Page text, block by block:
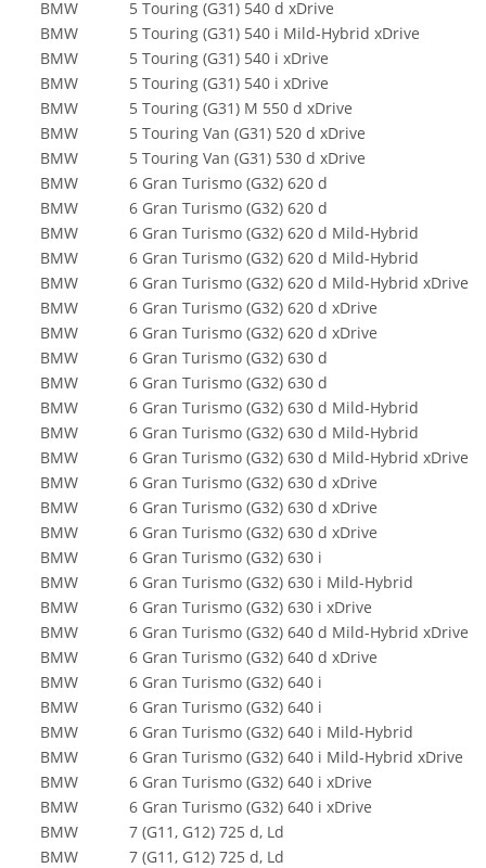
BMW
5 Touring (G31) 540 d xDrive
BMW
5 Touring (G31) 540 i Mild-Hybrid xDrive
BMW
5 Touring (G31) 540 i xDrive
BMW
5 Touring (G31) 540 i xDrive
BMW
5 Touring (G31) M 550 d xDrive
BMW
5 Touring Van (G31) 520 d xDrive
BMW
5 Touring Van (G31) 530 d xDrive
BMW
6 Gran Turismo (G32) 620 d
BMW
6 Gran Turismo (G32) 620 d
BMW
6 Gran Turismo (G32) 620 d Mild-Hybrid
BMW
6 Gran Turismo (G32) 620 d Mild-Hybrid
BMW
6 Gran Turismo (G32) 620 d Mild-Hybrid xDrive
BMW
6 Gran Turismo (G32) 620 d xDrive
BMW
6 Gran Turismo (G32) 620 d xDrive
BMW
6 Gran Turismo (G32) 630 d
BMW
6 Gran Turismo (G32) 630 d
BMW
6 Gran Turismo (G32) 630 d Mild-Hybrid
BMW
6 Gran Turismo (G32) 630 d Mild-Hybrid
BMW
6 Gran Turismo (G32) 630 d Mild-Hybrid xDrive
BMW
6 Gran Turismo (G32) 630 d xDrive
BMW
6 Gran Turismo (G32) 630 d xDrive
BMW
6 Gran Turismo (G32) 630 d xDrive
BMW
6 Gran Turismo (G32) 630 i
BMW
6 Gran Turismo (G32) 630 i Mild-Hybrid
BMW
6 Gran Turismo (G32) 630 i xDrive
BMW
6 Gran Turismo (G32) 640 d Mild-Hybrid xDrive
BMW
6 Gran Turismo (G32) 640 d xDrive
BMW
6 Gran Turismo (G32) 640 i
BMW
6 Gran Turismo (G32) 640 i
BMW
6 Gran Turismo (G32) 640 i Mild-Hybrid
BMW
6 Gran Turismo (G32) 640 i Mild-Hybrid xDrive
BMW
6 Gran Turismo (G32) 640 i xDrive
BMW
6 Gran Turismo (G32) 640 i xDrive
BMW
7 (G11, G12) 725 d, Ld
BMW
7 (G11, G12) 725 d, Ld